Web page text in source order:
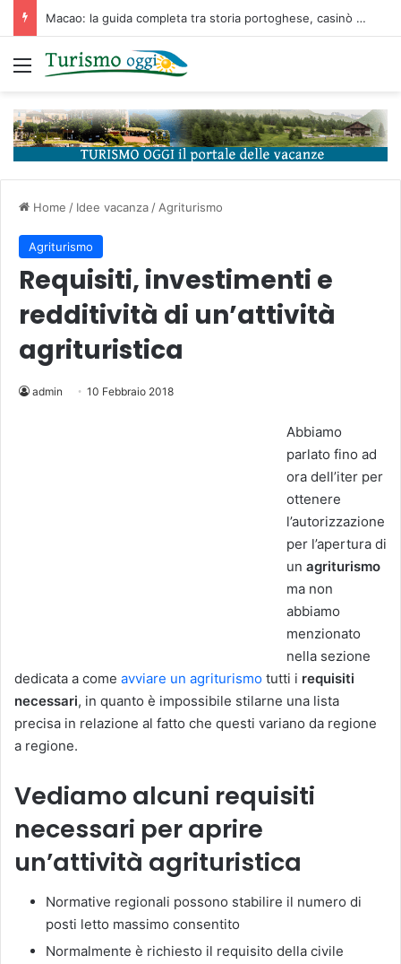
Macao: la guida completa tra storia portoghese, casinò futuristici e cucina unica d’Asia
Menu
Home / Idee vacanza / Agriturismo
Agriturismo
Requisiti, investimenti e
redditività di un’attività
agrituristica
admin 10 Febbraio 2018
Abbiamo
parlato fino ad
ora dell’iter per
ottenere
l’autorizzazione
per l’apertura di
un agriturismo
ma non
abbiamo
menzionato
nella sezione
dedicata a come avviare un agriturismo tutti i requisiti
necessari, in quanto è impossibile stilarne una lista
precisa in relazione al fatto che questi variano da regione
a regione.
Vediamo alcuni requisiti
necessari per aprire
un’attività agrituristica
Normative regionali possono stabilire il numero di
posti letto massimo consentito
Normalmente è richiesto il requisito della civile